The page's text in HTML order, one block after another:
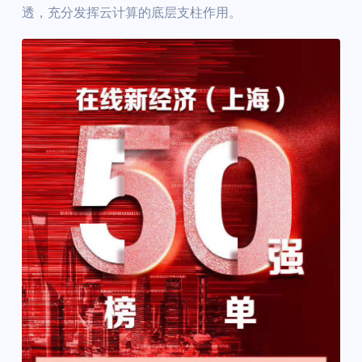
透，充分发挥云计算的底层支柱作用。